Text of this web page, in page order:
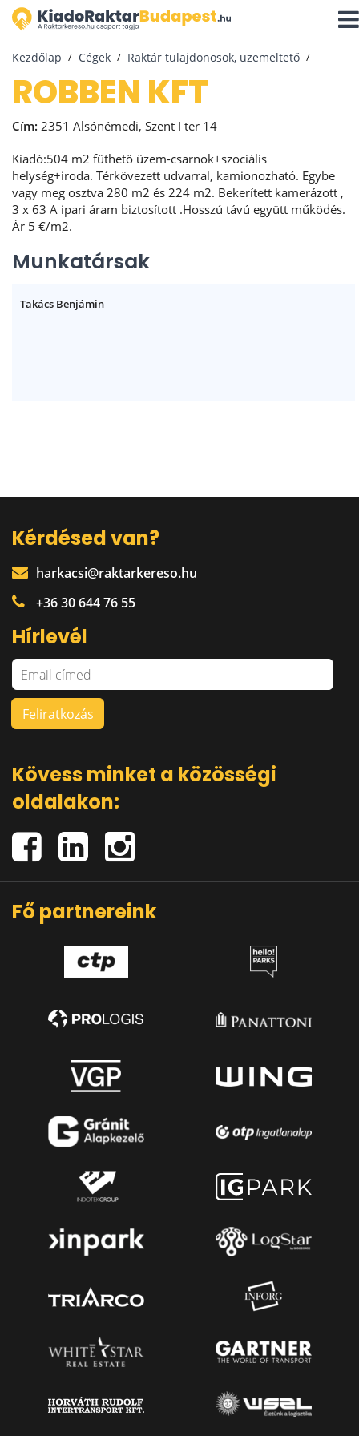
Kezdőlap Cégek Raktár tulajdonosok, üzemeltető
ROBBEN KFT
Cím: 2351 Alsónémedi, Szent I ter 14
Kiadó:504 m2 fűthető üzem-csarnok+szociális
helység+iroda. Térkövezett udvarral, kamionozható. Egybe
vagy meg osztva 280 m2 és 224 m2. Bekerített kamerázott ,
3 x 63 A ipari áram biztosított .Hosszú távú együtt működés.
Ár 5 €/m2.
Munkatársak
Takács Benjámin
Kérdésed van?
harkacsi@raktarkereso.hu
+36 30 644 76 55
Hírlevél
Kövess minket a közösségi
oldalakon:
Fő partnereink